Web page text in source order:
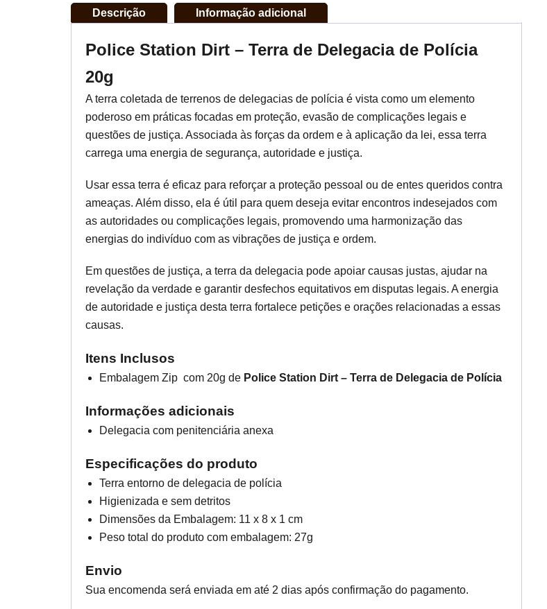
Descrição Informação adicional
Police Station Dirt – Terra de Delegacia de Polícia
20g
A terra coletada de terrenos de delegacias de polícia é vista como um elemento
poderoso em práticas focadas em proteção, evasão de complicações legais e
questões de justiça. Associada às forças da ordem e à aplicação da lei, essa terra
carrega uma energia de segurança, autoridade e justiça.
Usar essa terra é eficaz para reforçar a proteção pessoal ou de entes queridos contra
ameaças. Além disso, ela é útil para quem deseja evitar encontros indesejados com
as autoridades ou complicações legais, promovendo uma harmonização das
energias do indivíduo com as vibrações de justiça e ordem.
Em questões de justiça, a terra da delegacia pode apoiar causas justas, ajudar na
revelação da verdade e garantir desfechos equitativos em disputas legais. A energia
de autoridade e justiça desta terra fortalece petições e orações relacionadas a essas
causas.
Itens Inclusos
Embalagem Zip com 20g de Police Station Dirt – Terra de Delegacia de Polícia
Informações adicionais
Delegacia com penitenciária anexa
Especificações do produto
Terra entorno de delegacia de polícia
Higienizada e sem detritos
Dimensões da Embalagem: 11 x 8 x 1 cm
Peso total do produto com embalagem: 27g
Envio
Sua encomenda será enviada em até 2 dias após confirmação do pagamento.